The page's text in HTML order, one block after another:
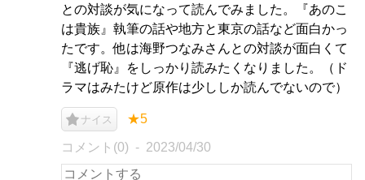
との対談が気になって読んでみました。『あのこ
は貴族』執筆の話や地方と東京の話など面白かっ
たです。他は海野つなみさんとの対談が面白くて
『逃げ恥』をしっかり読みたくなりました。（ド
ラマはみたけど原作は少ししか読んでないので）
ナイス ★5
コメント(0) 2023/04/30